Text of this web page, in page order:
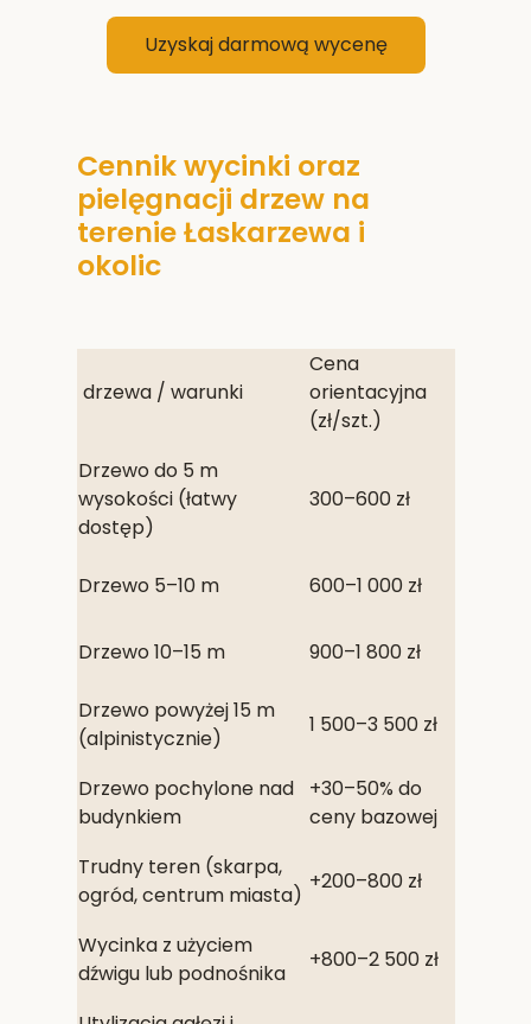
Uzyskaj darmową wycenę
Cennik wycinki oraz
pielęgnacji drzew na
terenie Łaskarzewa i
okolic
drzewa / warunki
Cena
orientacyjna
(zł/szt.)
Drzewo do 5 m
wysokości (łatwy
dostęp)
300–600 zł
Drzewo 5–10 m 600–1 000 zł
Drzewo 10–15 m 900–1 800 zł
Drzewo powyżej 15 m
(alpinistycznie)
1 500–3 500 zł
Drzewo pochylone nad
budynkiem
+30–50% do
ceny bazowej
Trudny teren (skarpa,
ogród, centrum miasta)
+200–800 zł
Wycinka z użyciem
dźwigu lub podnośnika
+800–2 500 zł